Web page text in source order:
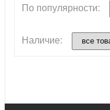
По популярности:
Наличие: